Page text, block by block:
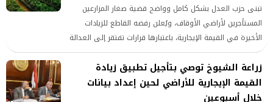
تبنى حزب العدل بشكل كامل وواضح قضية صغار المزارعين
المستأجرين لأراضي الأوقاف، ويُعلن رفضه القاطع للزيادات
الأخيرة في القيمة الإيجارية، باعتبارها قرارات تفتقر إلى العدالة
الاجتماعية ولا تراعي الواقع الاقتصادي الحقيقي للقطاع
الزراعي.
زراعة الشيوخ توصي بتأجيل تطبيق زيادة
القيمة الإيجارية للأراضي لحين إعداد بيانات
خلال أسبوعين